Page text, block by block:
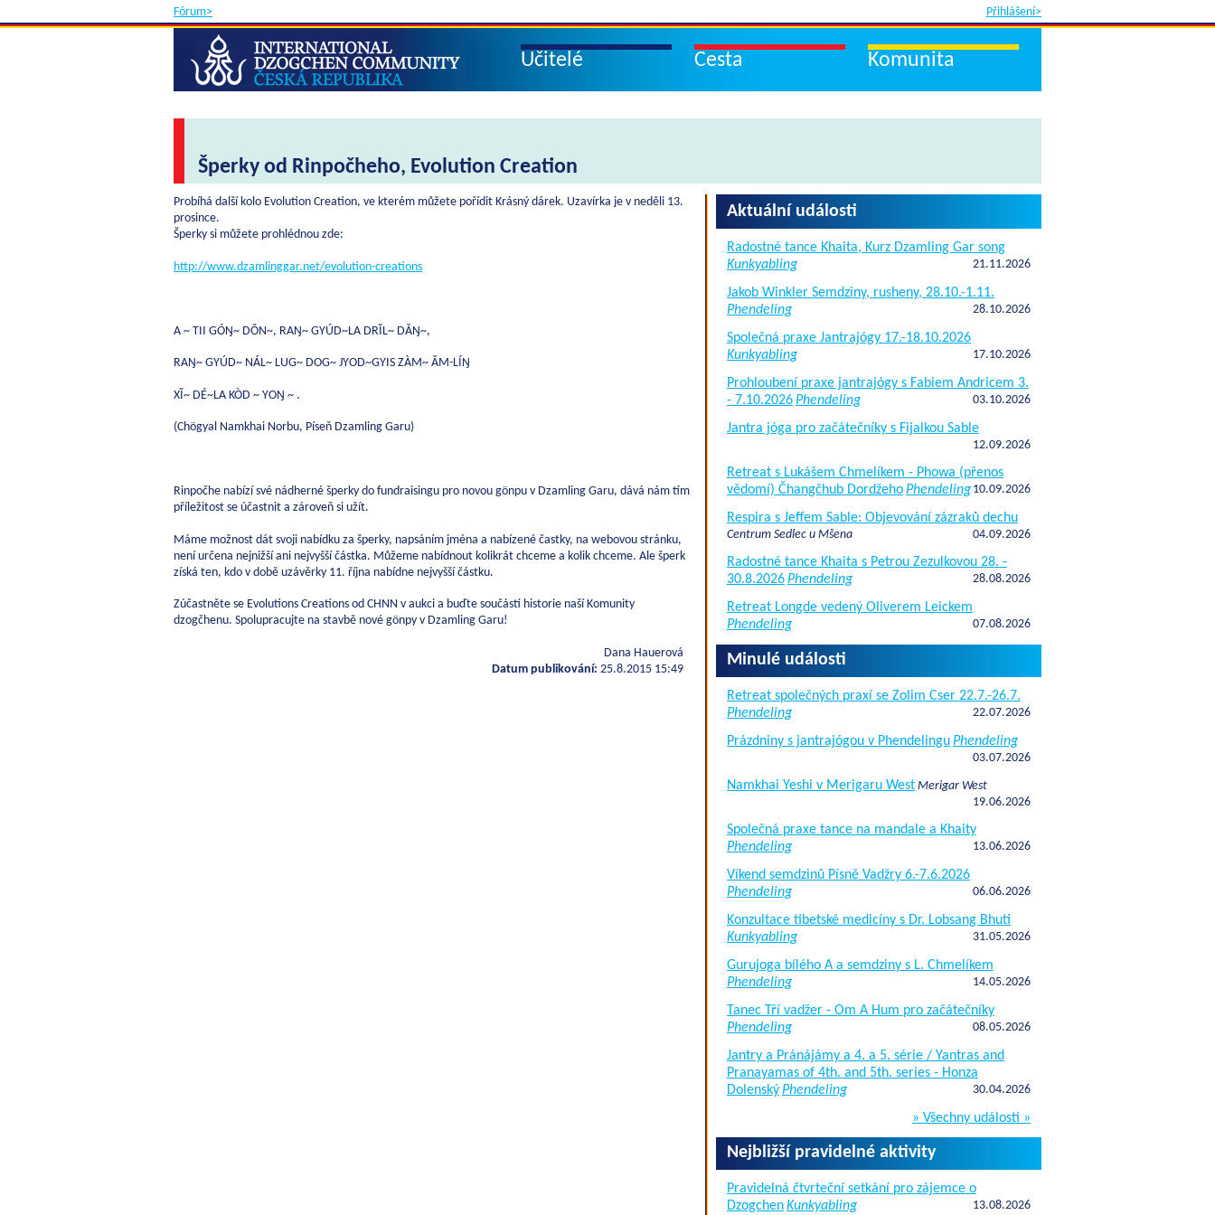
Fórum> Přihlášení>
Učitelé Cesta Komunita
Šperky od Rinpočheho, Evolution Creation
Probíhá další kolo Evolution Creation, ve kterém můžete pořídit Krásný dárek. Uzavírka je v neděli 13.
prosince.
Šperky si můžete prohlédnou zde:
http://www.dzamlinggar.net/evolution-creations
A ~ TII GÓŊ~ DǑN~, RAŊ~ GYÚD~LA DRĬL~ DǍŊ~,
RAŊ~ GYÚD~ NÁL~ LUG~ DOG~ JYOD~GYIS ZÀM~ ǍM-LÍŊ
XĬ~ DÉ~LA KÒD ~ YOŊ ~ .
(Chögyal Namkhai Norbu, Píseň Dzamling Garu)
Rinpočhe nabízí své nádherné šperky do fundraisingu pro novou gönpu v Dzamling Garu, dává nám tím
příležitost se účastnit a zároveň si užít.
Máme možnost dát svoji nabídku za šperky, napsáním jména a nabízené častky, na webovou stránku,
není určena nejnižší ani nejvyšší částka. Můžeme nabídnout kolikrát chceme a kolik chceme. Ale šperk
získá ten, kdo v době uzávěrky 11. října nabídne nejvyšší částku.
Zúčastněte se Evolutions Creations od CHNN v aukci a buďte součástí historie naší Komunity
dzogčhenu. Spolupracujte na stavbě nové gönpy v Dzamling Garu!
Dana Hauerová
Datum publikování: 25.8.2015 15:49
Aktuální události
Radostné tance Khaita, Kurz Dzamling Gar song
Kunkyabling
21.11.2026
Jakob Winkler Semdziny, rusheny, 28.10.-1.11.
Phendeling
28.10.2026
Společná praxe Jantrajógy 17.-18.10.2026
Kunkyabling
17.10.2026
Prohloubení praxe jantrajógy s Fabiem Andricem 3.
- 7.10.2026Phendeling 03.10.2026
Jantra jóga pro začátečníky s Fijalkou Sable
12.09.2026
Retreat s Lukášem Chmelíkem - Phowa (přenos
vědomí) Čhangčhub DordžehoPhendeling 10.09.2026
Respira s Jeffem Sable: Objevování zázraků dechu
Centrum Sedlec u Mšena 04.09.2026
Radostné tance Khaita s Petrou Zezulkovou 28. -
30.8.2026Phendeling 28.08.2026
Retreat Longde vedený Oliverem Leickem
Phendeling
07.08.2026
Minulé události
Retreat společných praxí se Zolim Cser 22.7.-26.7.
Phendeling
22.07.2026
Prázdniny s jantrajógou v PhendelinguPhendeling
03.07.2026
Namkhai Yeshi v Merigaru West Merigar West
19.06.2026
Společná praxe tance na mandale a Khaity
Phendeling
13.06.2026
Víkend semdzinů Písně Vadžry 6.-7.6.2026
Phendeling
06.06.2026
Konzultace tibetské medicíny s Dr. Lobsang Bhuti
Kunkyabling
31.05.2026
Gurujoga bílého A a semdziny s L. Chmelíkem
Phendeling
14.05.2026
Tanec Tří vadžer - Om A Hum pro začátečníky
Phendeling
08.05.2026
Jantry a Pránájámy a 4. a 5. série / Yantras and
Pranayamas of 4th. and 5th. series - Honza
DolenskýPhendeling 30.04.2026
» Všechny události »
Nejbližší pravidelné aktivity
Pravidelná čtvrteční setkání pro zájemce o
DzogchenKunkyabling 13.08.2026